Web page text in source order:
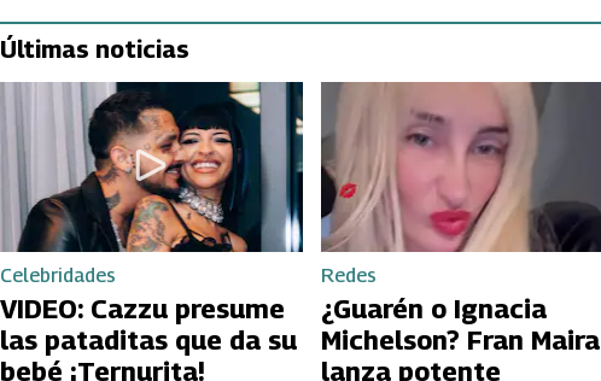
Últimas noticias
Celebridades
VIDEO: Cazzu presume
las pataditas que da su
bebé ¡Ternurita!
Redes
¿Guarén o Ignacia
Michelson? Fran Maira
lanza potente